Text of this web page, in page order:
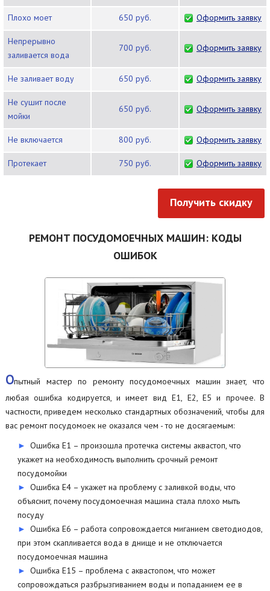
Плохо моет 650 руб. Оформить заявку
Непрерывно
заливается вода
700 руб. Оформить заявку
Не заливает воду 650 руб. Оформить заявку
Не сушит после
мойки
650 руб. Оформить заявку
Не включается 800 руб. Оформить заявку
Протекает 750 руб. Оформить заявку
Получить скидку
РЕМОНТ ПОСУДОМОЕЧНЫХ МАШИН: КОДЫ
ОШИБОК
Опытный мастер по ремонту посудомоечных машин знает, что
любая ошибка кодируется, и имеет вид Е1, Е2, Е5 и прочее. В
частности, приведем несколько стандартных обозначений, чтобы для
вас ремонт посудомоек не оказался чем - то не досягаемым:
Ошибка Е1 – произошла протечка системы аквастоп, что
укажет на необходимость выполнить срочный ремонт
посудомойки
Ошибка Е4 – укажет на проблему с заливкой воды, что
объяснит, почему посудомоечная машина стала плохо мыть
посуду
Ошибка Е6 – работа сопровождается миганием светодиодов,
при этом скапливается вода в днище и не отключается
посудомоечная машина
Ошибка Е15 – проблема с аквастопом, что может
сопровождаться разбрызгиванием воды и попаданием ее в